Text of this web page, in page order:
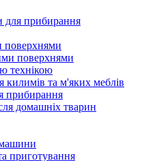
для прибирання
поверхнями
поверхнями
технікою
килимів та м'яких меблів
прибирання
домашніх тварин
приготування